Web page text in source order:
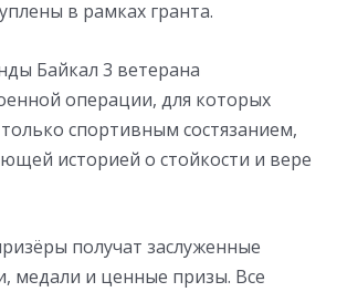
в рамках гранта.
Байкал 3 ветерана
операции, для которых
спортивным состязанием,
историей о стойкости и вере
получат заслуженные
медали и ценные призы. Все